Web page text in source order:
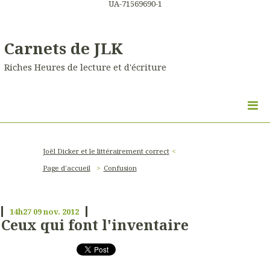
UA-71569690-1
Carnets de JLK
Riches Heures de lecture et d'écriture
Joël Dicker et le littérairement correct
Page d'accueil
Confusion
14h27 09nov. 2012
Ceux qui font l'inventaire